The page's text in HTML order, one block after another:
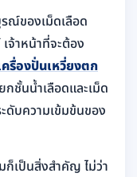
ณ์ของเม็ดเลือด
จ้าหน้าที่จะต้อง
ครื่องปั่นเหวี่ยงตก
กชั้นน้ำเลือดและเม็ด
ดับความเข้มข้นของ
เป็นสิ่งสำคัญ ไม่ว่า